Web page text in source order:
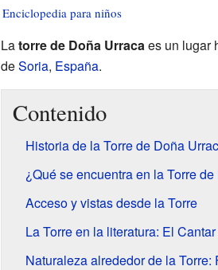
Enciclopedia para niños
Latorre de Doña Urracaes un lugar
deSoria, España.
Contenido
Historia de la Torre de Doña
¿Qué se encuentra en la Torre
Acceso y vistas desde la Torre
La Torre en la literatura: El
Naturaleza alrededor de la Torre: